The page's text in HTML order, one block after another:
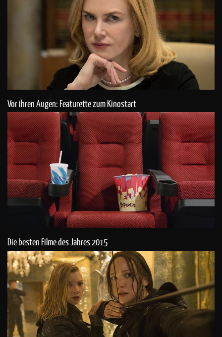
Vor ihren Augen: Featurette zum Kinostart
Die besten Filme des Jahres 2015